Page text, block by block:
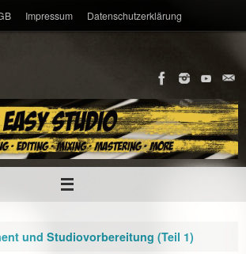
Impressum Datenschutzerklärung
und Studiovorbereitung (Teil 1)